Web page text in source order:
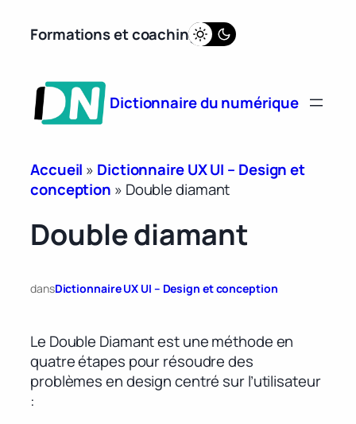
Formations et coaching
Dictionnaire du numérique
Accueil » Dictionnaire UX UI – Design et
conception » Double diamant
Double diamant
dansDictionnaire UX UI – Design et conception
Le Double Diamant est une méthode en
quatre étapes pour résoudre des
problèmes en design centré sur l’utilisateur
: